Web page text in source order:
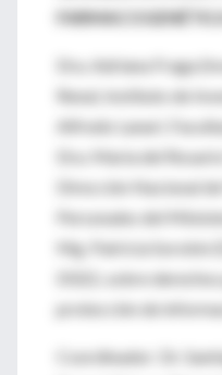
Dra. Adriana Fraga
Renal, Instituto de
Alfredo Lanari,
Dra. María del
Dirección Nacional
Personales del
Mg. Patricia Sorokin
D022, sobre
protección de
Coordinador: Dr.